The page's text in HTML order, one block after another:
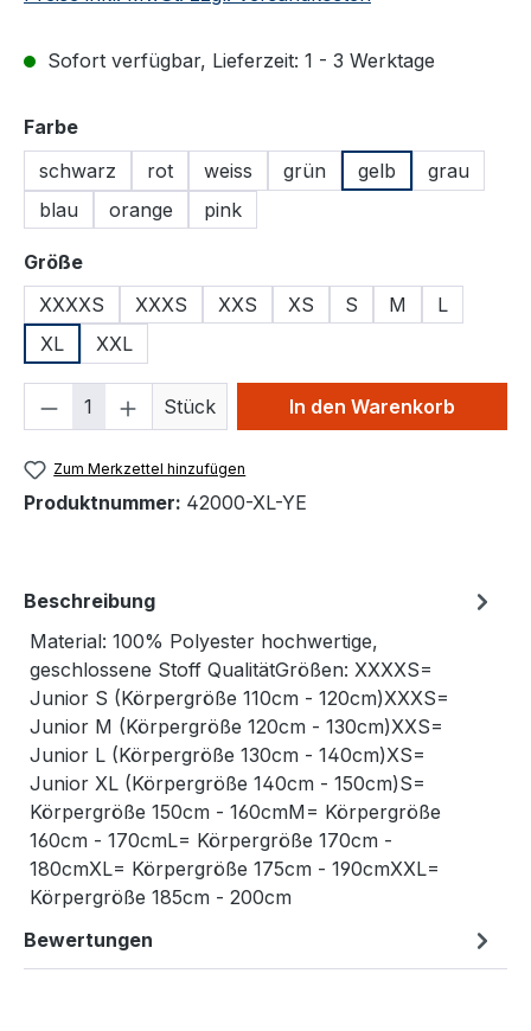
Sofort verfügbar, Lieferzeit: 1 - 3 Werktage
Farbeauswählen
schwarz
rot weiss grün gelb
grau
blau
orange pink
Größeauswählen
XXXXS
XXXS XXS XS S M
L
XL
XXL
Produkt Anzahl: Gib den
Stück In den Warenkorb
Zum Merkzettel hinzufügen
Produktnummer: 42000-XL-YE
Beschreibung
Material: 100% Polyester hochwertige,
geschlossene Stoff QualitätGrößen: XXXXS=
Junior S (Körpergröße 110cm - 120cm)XXXS=
Junior M (Körpergröße 120cm - 130cm)XXS=
Junior L (Körpergröße 130cm - 140cm)XS=
Junior XL (Körpergröße 140cm - 150cm)S=
Körpergröße 150cm - 160cmM= Körpergröße
160cm - 170cmL= Körpergröße 170cm -
180cmXL= Körpergröße 175cm - 190cmXXL=
Körpergröße 185cm - 200cm
Bewertungen